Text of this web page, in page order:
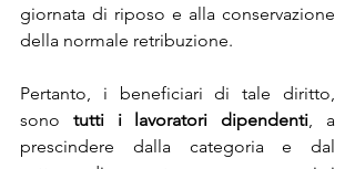
giornata di riposo e alla conservazione
della normale retribuzione.
Pertanto, i beneficiari di tale diritto,
sono tutti i lavoratori dipendenti, a
prescindere dalla categoria e dal